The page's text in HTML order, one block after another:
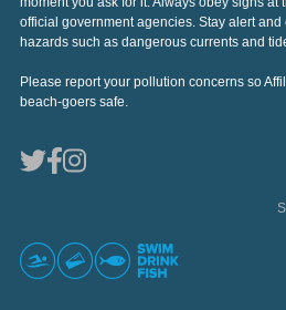
official government agencies. Stay alert
hazards such as dangerous currents and
Please report your pollution concerns so
beach-goers safe.